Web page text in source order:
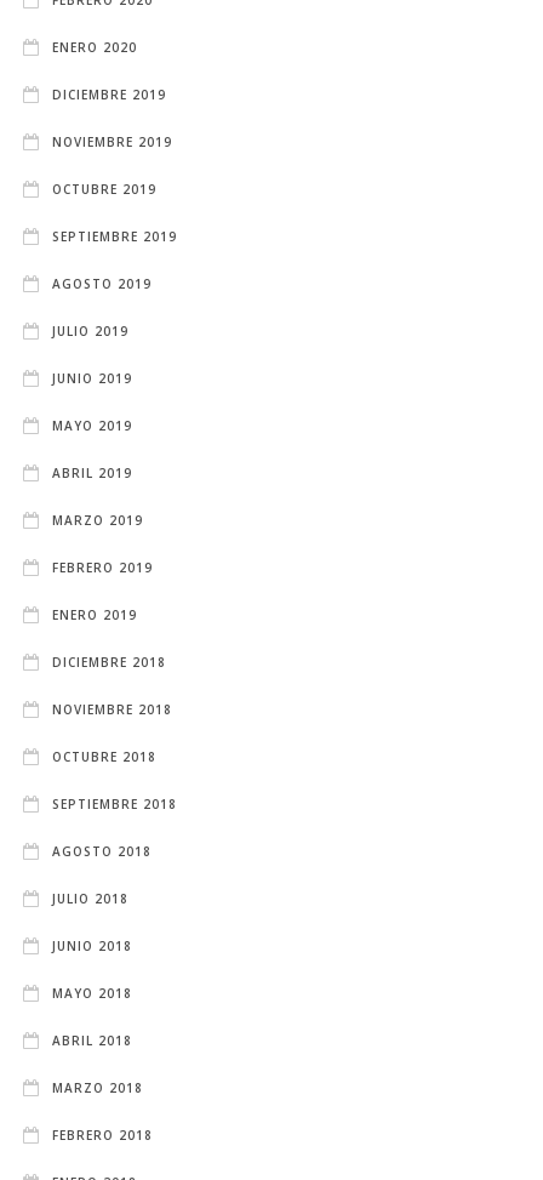
ENERO 2020
DICIEMBRE 2019
NOVIEMBRE 2019
OCTUBRE 2019
SEPTIEMBRE 2019
AGOSTO 2019
JULIO 2019
JUNIO 2019
MAYO 2019
ABRIL 2019
MARZO 2019
FEBRERO 2019
ENERO 2019
DICIEMBRE 2018
NOVIEMBRE 2018
OCTUBRE 2018
SEPTIEMBRE 2018
AGOSTO 2018
JULIO 2018
JUNIO 2018
MAYO 2018
ABRIL 2018
MARZO 2018
FEBRERO 2018